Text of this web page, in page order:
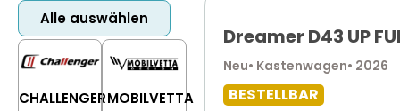
Alle auswählen
CHALLENGERMOBILVETTA
Dreamer D43 UP
Neu• Kastenwagen• 2026
BESTELLBAR